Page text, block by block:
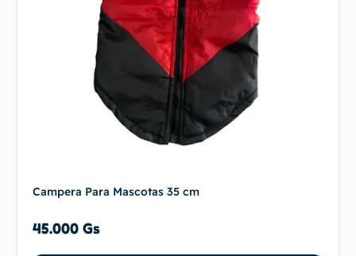
Campera Para Mascotas 35 cm
45.000 Gs